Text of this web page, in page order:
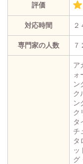
評価
対応時間 ２
専門家の人数 ７
ア
ォ
ン
ク
ン
ク
タ
チ
タ
ッ
グ